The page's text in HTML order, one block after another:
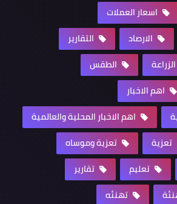
اسعار العملات
الارصاد
التقارير
الزراعة
الطقس
اهم الاخبار
اهم الاخبار المحلية والعالمية
تعزية
تعزية وموساه
تعليم
تقارير
تهنئه